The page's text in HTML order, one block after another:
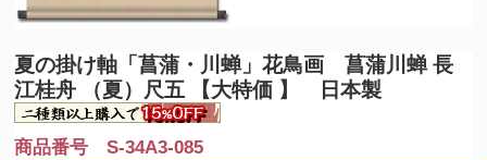
夏の掛け軸「菖蒲・川蝉」花鳥画 菖蒲川蝉 長
江桂舟 （夏）尺五 【大特価 】 日本製
商品番号 S-34A3-085